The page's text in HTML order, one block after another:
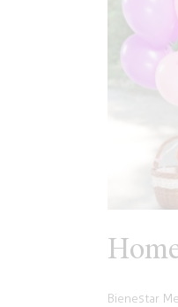
Bienestar